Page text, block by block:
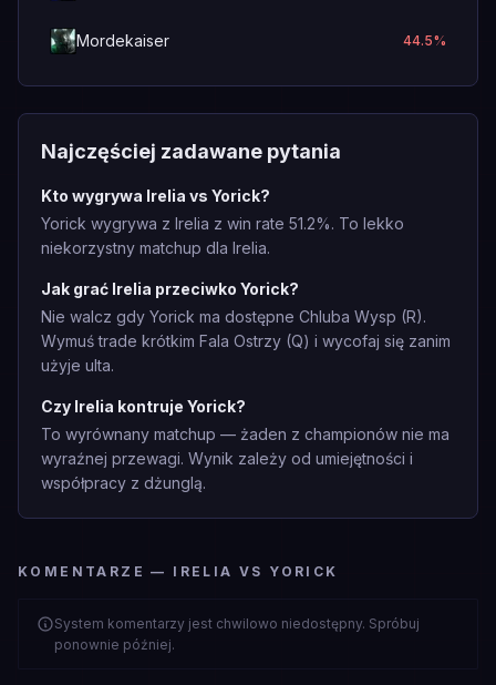
Mordekaiser 44.5%
Najczęściej zadawane pytania
Kto wygrywa Irelia vs Yorick?
Yorick wygrywa z Irelia z win rate 51.2%. To lekko
niekorzystny matchup dla Irelia.
Jak grać Irelia przeciwko Yorick?
Nie walcz gdy Yorick ma dostępne Chluba Wysp (R).
Wymuś trade krótkim Fala Ostrzy (Q) i wycofaj się zanim
użyje ulta.
Czy Irelia kontruje Yorick?
To wyrównany matchup — żaden z championów nie ma
wyraźnej przewagi. Wynik zależy od umiejętności i
współpracy z dżunglą.
KOMENTARZE — IRELIA VS YORICK
System komentarzy jest chwilowo niedostępny. Spróbuj
ponownie później.